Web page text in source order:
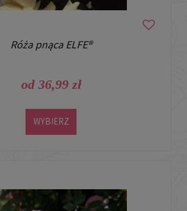
Róża pnąca ELFE®
od 36,99 zł
WYBIERZ